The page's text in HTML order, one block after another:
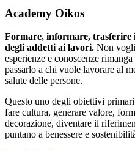
Academy Oikos
Formare, informare, trasferire
degli addetti ai lavori. Non
esperienze e conoscenze
passarlo a chi vuole lavorare al
salute delle persone.
Questo uno degli obiettivi
fare cultura, generare valore,
decorazione, diventare il
puntano a benessere e